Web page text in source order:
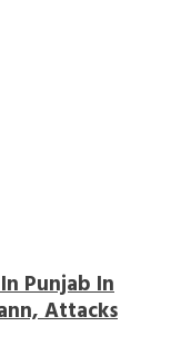
Punjab In
Attacks